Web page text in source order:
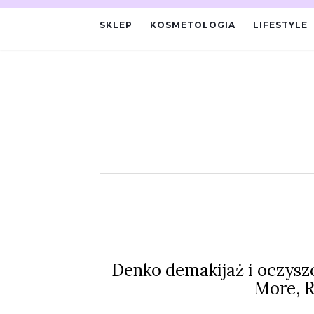
SKLEP KOSMETOLOGIA LIFESTYLE
Denko demakijaż i
More,